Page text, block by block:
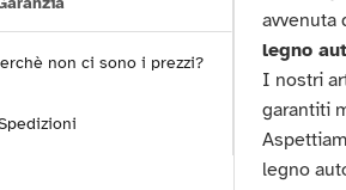
non ci sono i prezzi?
avvenuta
legno
I nostri
garantiti
legno